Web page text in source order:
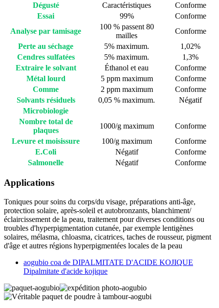
Dégusté
Caractéristiques
Conforme
Essai
99%
Conforme
Analyse par tamisage
100 % passent 80
mailles
Conforme
Perte au séchage
5% maximum.
1,02%
Cendres sulfatées
5% maximum.
1,3%
Extraire le solvant
Éthanol et eau
Conforme
Métal lourd
5 ppm maximum
Conforme
Comme
2 ppm maximum
Conforme
Solvants résiduels
0,05 % maximum.
Négatif
Microbiologie
Nombre total de
plaques
1000/g maximum
Conforme
Levure et moisissure
100/g maximum
Conforme
E.Coli
Négatif
Conforme
Salmonelle
Négatif Conforme
Applications
Toniques pour soins du corps/du visage, préparations anti-âge,
protection solaire, après-soleil et autobronzants, blanchiment/
éclaircissement de la peau, traitement pour diverses conditions ou
troubles d'hyperpigmentation cutanée, par exemple lentigènes
solaires, mélasma, chloasma, cicatrices, taches de rousseur, pigment
d'âge et autres régions hyperpigmentées locales de la peau
aogubio coa de DIPALMITATE D'ACIDE KOJIQUE
Dipalmitate d'acide kojique